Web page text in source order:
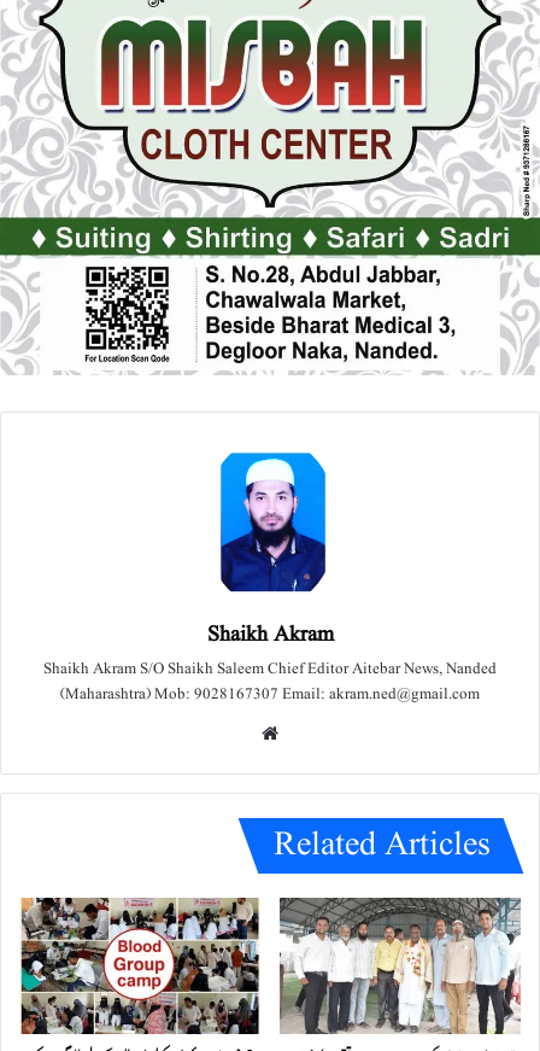
Shaikh Akram
Shaikh Akram S/O Shaikh Saleem Chief Editor Aitebar News, Nanded
(Maharashtra) Mob: 9028167307 Email: akram.ned@gmail.com
e
Related Articles